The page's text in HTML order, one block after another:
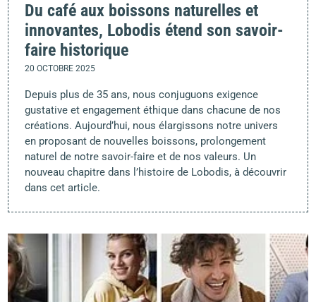
Du café aux boissons naturelles et
innovantes, Lobodis étend son savoir-
faire historique
20 OCTOBRE 2025
Depuis plus de 35 ans, nous conjuguons exigence
gustative et engagement éthique dans chacune de nos
créations. Aujourd’hui, nous élargissons notre univers
en proposant de nouvelles boissons, prolongement
naturel de notre savoir-faire et de nos valeurs. Un
nouveau chapitre dans l’histoire de Lobodis, à découvrir
dans cet article.